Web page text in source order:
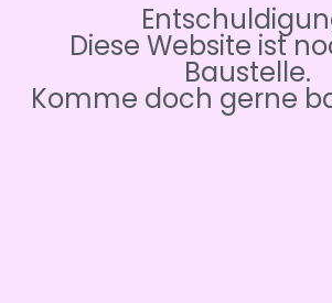
Diese Website ist
Baustelle.
Komme doch gerne